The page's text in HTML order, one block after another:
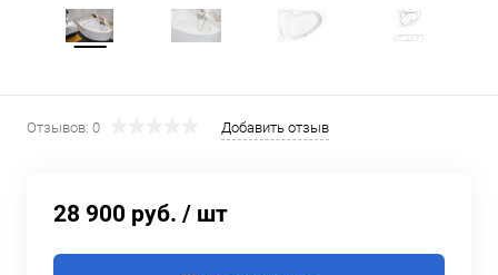
Отзывов: 0 Добавить отзыв
28 900 руб. / шт